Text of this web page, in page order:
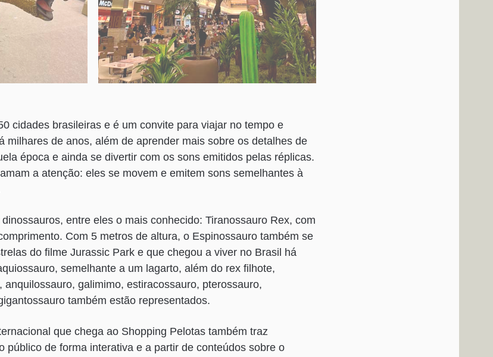
cidades brasileiras e é um convite para viajar no tempo e
milhares de anos, além de aprender mais sobre os detalhes de
época e ainda se divertir com os sons emitidos pelas réplicas.
a atenção: eles se movem e emitem sons semelhantes à
entre eles o mais conhecido: Tiranossauro Rex, com
Com 5 metros de altura, o Espinossauro também se
do filme Jurassic Park e que chegou a viver no Brasil há
semelhante a um lagarto, além do rex filhote,
galimimo, estiracossauro, pterossauro,
também estão representados.
que chega ao Shopping Pelotas também traz
público de forma interativa e a partir de conteúdos sobre o